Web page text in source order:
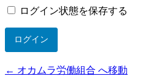
ログイン状態を保存する
← オカムラ労働組合 へ移動